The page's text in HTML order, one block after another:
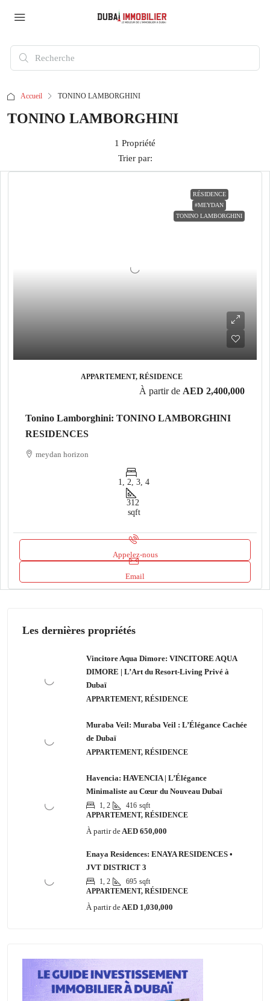
Accueil TONINO LAMBORGHINI
TONINO LAMBORGHINI
1 Propriété
Trier par:
RÉSIDENCE
#MEYDAN
TONINO LAMBORGHINI
APPARTEMENT, RÉSIDENCE
À partir de AED 2,400,000
Tonino Lamborghini: TONINO LAMBORGHINI
RESIDENCES
meydan horizon
1, 2, 3, 4
312
sqft
Appelez-nous
Email
Les dernières propriétés
Vincitore Aqua Dimore: VINCITORE AQUA
DIMORE | L’Art du Resort-Living Privé à
Dubaï
APPARTEMENT, RÉSIDENCE
Muraba Veil: Muraba Veil : L’Élégance Cachée
de Dubaï
APPARTEMENT, RÉSIDENCE
Havencia: HAVENCIA | L’Élégance
Minimaliste au Cœur du Nouveau Dubaï
1, 2 416 sqft
APPARTEMENT, RÉSIDENCE
À partir deAED 650,000
Enaya Residences: ENAYA RESIDENCES •
JVT DISTRICT 3
1, 2 695 sqft
APPARTEMENT, RÉSIDENCE
À partir deAED 1,030,000